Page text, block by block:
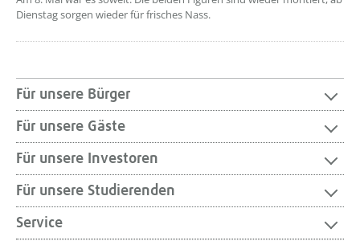
Dienstag sorgen wieder für frisches Nass.
Für unsere Bürger
Für unsere Gäste
Für unsere Investoren
Für unsere Studierenden
Service